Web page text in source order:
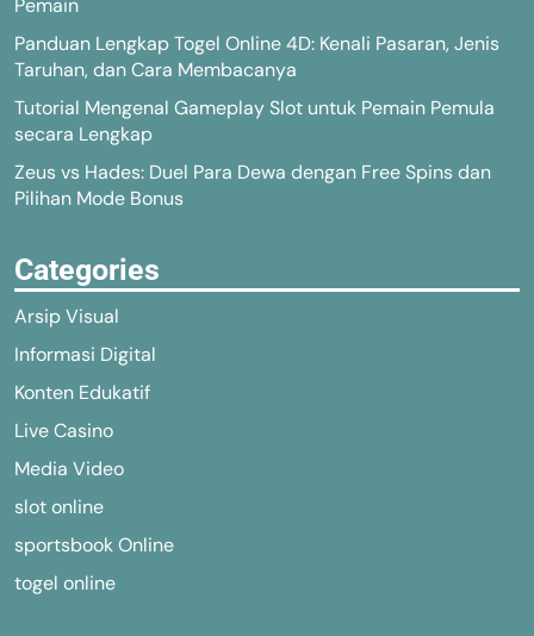
Pemain
Panduan Lengkap Togel Online 4D: Kenali Pasaran, Jenis
Taruhan, dan Cara Membacanya
Tutorial Mengenal Gameplay Slot untuk Pemain Pemula
secara Lengkap
Zeus vs Hades: Duel Para Dewa dengan Free Spins dan
Pilihan Mode Bonus
Categories
Arsip Visual
Informasi Digital
Konten Edukatif
Live Casino
Media Video
slot online
sportsbook Online
togel online